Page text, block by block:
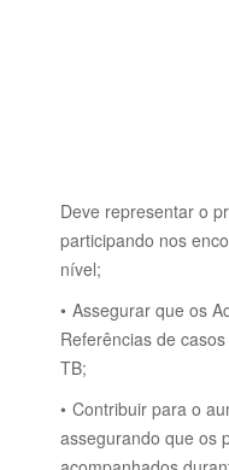
Deve representar o
participando nos
nível;
Assegurar que os
Referências de
TB;
Contribuir para o
assegurando que os